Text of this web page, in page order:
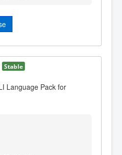
Stable
Language Pack for